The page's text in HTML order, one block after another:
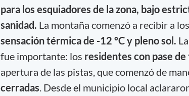
para los esquiadores de la zona, bajo
sanidad. La montaña comenzó a recibir a
sensación térmica de -12 ºC y pleno sol.
fue importante: los residentes con pase
apertura de las pistas, que comenzó de
cerradas . Desde el municipio local